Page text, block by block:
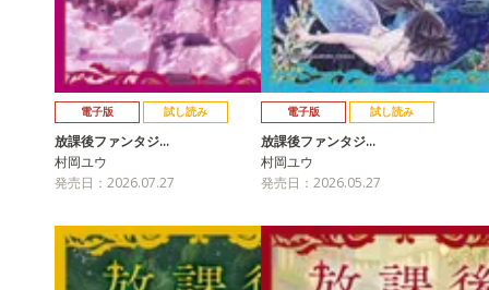
電子版 試し読み
放課後ファンタジ…
村岡ユウ
発売日：2026.07.27
電子版 試し読み
放課後ファンタジ…
村岡ユウ
発売日：2026.05.27